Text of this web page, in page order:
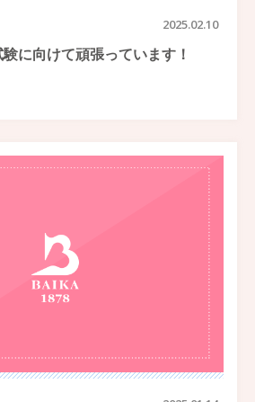
2025.02.10
に向けて頑張っています！